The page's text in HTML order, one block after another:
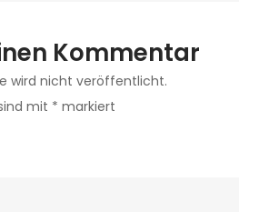
Kommentar
wird nicht veröffentlicht.
mit * markiert